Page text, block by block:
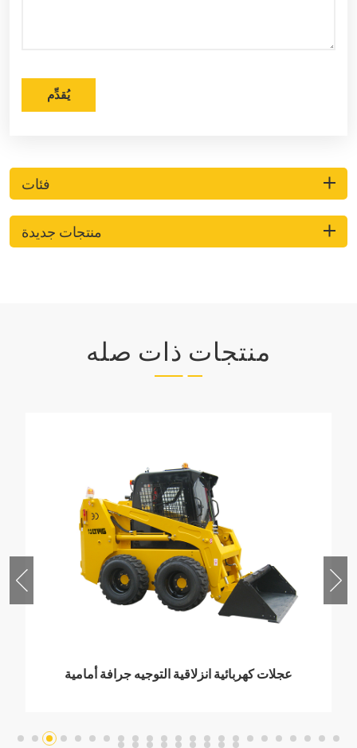
يُقدِّم
فئات
منتجات جديدة
منتجات ذات صله
عجلات كهربائية انزلاقية التوجيه جرافة أمامية